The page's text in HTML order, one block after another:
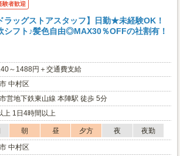
験者歓迎
ラッグストアスタッフ】日勤★未経験OK！
シフト♪髪色自由◎MAX30％OFFの社割有！
～1488円＋交通費支給
中村区
営地下鉄東山線 本陣駅 徒歩 5分
上 1日4時間以上
朝 昼 夕方 夜
夜勤
中村区